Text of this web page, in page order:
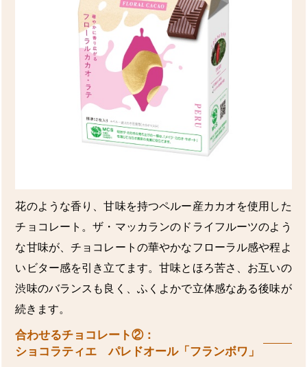
花のような香り、甘味を持つペルー産カカオを使用した
チョコレート。ザ・マッカランのドライフルーツのよう
な甘味が、チョコレートの華やかなフローラル感や程よ
いビター感を引き立てます。甘味とほろ苦さ、お互いの
渋味のバランスも良く、ふくよかで立体感なある後味が
続きます。
合わせるチョコレート②：
ショコラティエ パレドオール「フランボワ」